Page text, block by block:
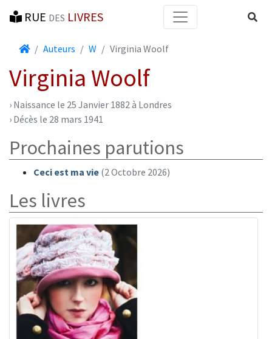
RUE DES LIVRES
AccueilAuteurs W Virginia Woolf
Virginia Woolf
› Naissance le 25 Janvier 1882 à Londres
› Décès le 28 mars 1941
Prochaines parutions
Ceci est ma vie (2 Octobre 2026)
Les livres